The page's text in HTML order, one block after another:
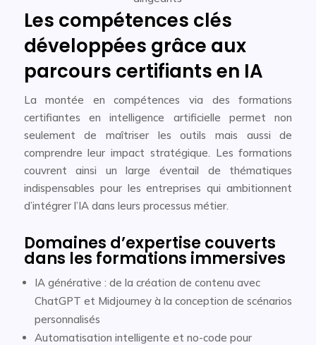
Les compétences clés
développées grâce aux
parcours certifiants en IA
La montée en compétences via des formations
certifiantes en intelligence artificielle permet non
seulement de maîtriser les outils mais aussi de
comprendre leur impact stratégique. Les formations
couvrent ainsi un large éventail de thématiques
indispensables pour les entreprises qui ambitionnent
d’intégrer l’IA dans leurs processus métier.
Domaines d’expertise couverts
dans les formations immersives
IA générative : de la création de contenu avec
ChatGPT et Midjourney à la conception de scénarios
personnalisés
Automatisation intelligente et no-code pour